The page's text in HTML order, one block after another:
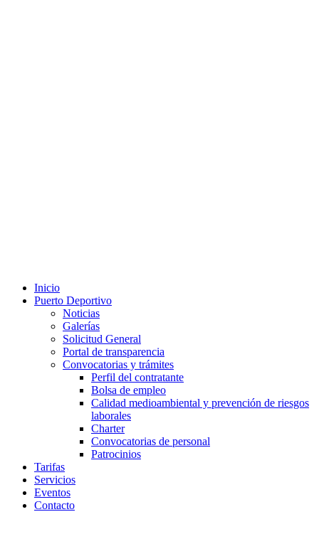
Inicio
Puerto Deportivo
Noticias
Galerías
Solicitud General
Portal de transparencia
Convocatorias y trámites
Perfil del contratante
Bolsa de empleo
Calidad medioambiental y prevención de riesgos
laborales
Charter
Convocatorias de personal
Patrocinios
Tarifas
Servicios
Eventos
Contacto